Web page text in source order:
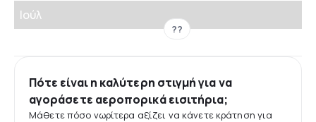
Ιούλ
??
Πότε είναι η καλύτερη στιγμή για να
αγοράσετε αεροπορικά εισιτήρια;
Μάθετε πόσο νωρίτερα αξίζει να κάνετε κράτηση για